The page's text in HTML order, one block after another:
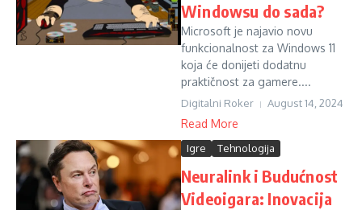
Windowsu do sada?
Microsoft je najavio novu
funkcionalnost za Windows 11
koja će donijeti dodatnu
praktičnost za gamere....
Digitalni Roker August 14, 2024
Read More
Igre Tehnologija
Neuralink i Budućnost
Videoigara: Inovacija